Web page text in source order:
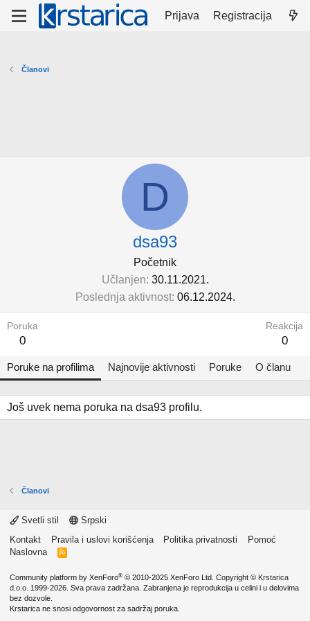
Prijava Registracija
Članovi
D
dsa93
Početnik
Učlanjen 30.11.2021.
Poslednja aktivnost 06.12.2024.
Poruka
0
Reakcija
0
Poruke na profilima Najnovije aktivnosti Poruke O članu
Još uvek nema poruka na dsa93 profilu.
Članovi
Svetli stil
Srpski
Kontakt
Pravila i uslovi korišćenja Politika privatnosti
Pomoć
Naslovna
R
Community platform by XenForo® © 2010-2025 XenForo Ltd. Copyright © Krstarica
d.o.o. 1999-2026. Sva prava zadržana. Zabranjena je reprodukcija u celini i u delovima
bez dozvole.
Krstarica ne snosi odgovornost za sadržaj poruka.